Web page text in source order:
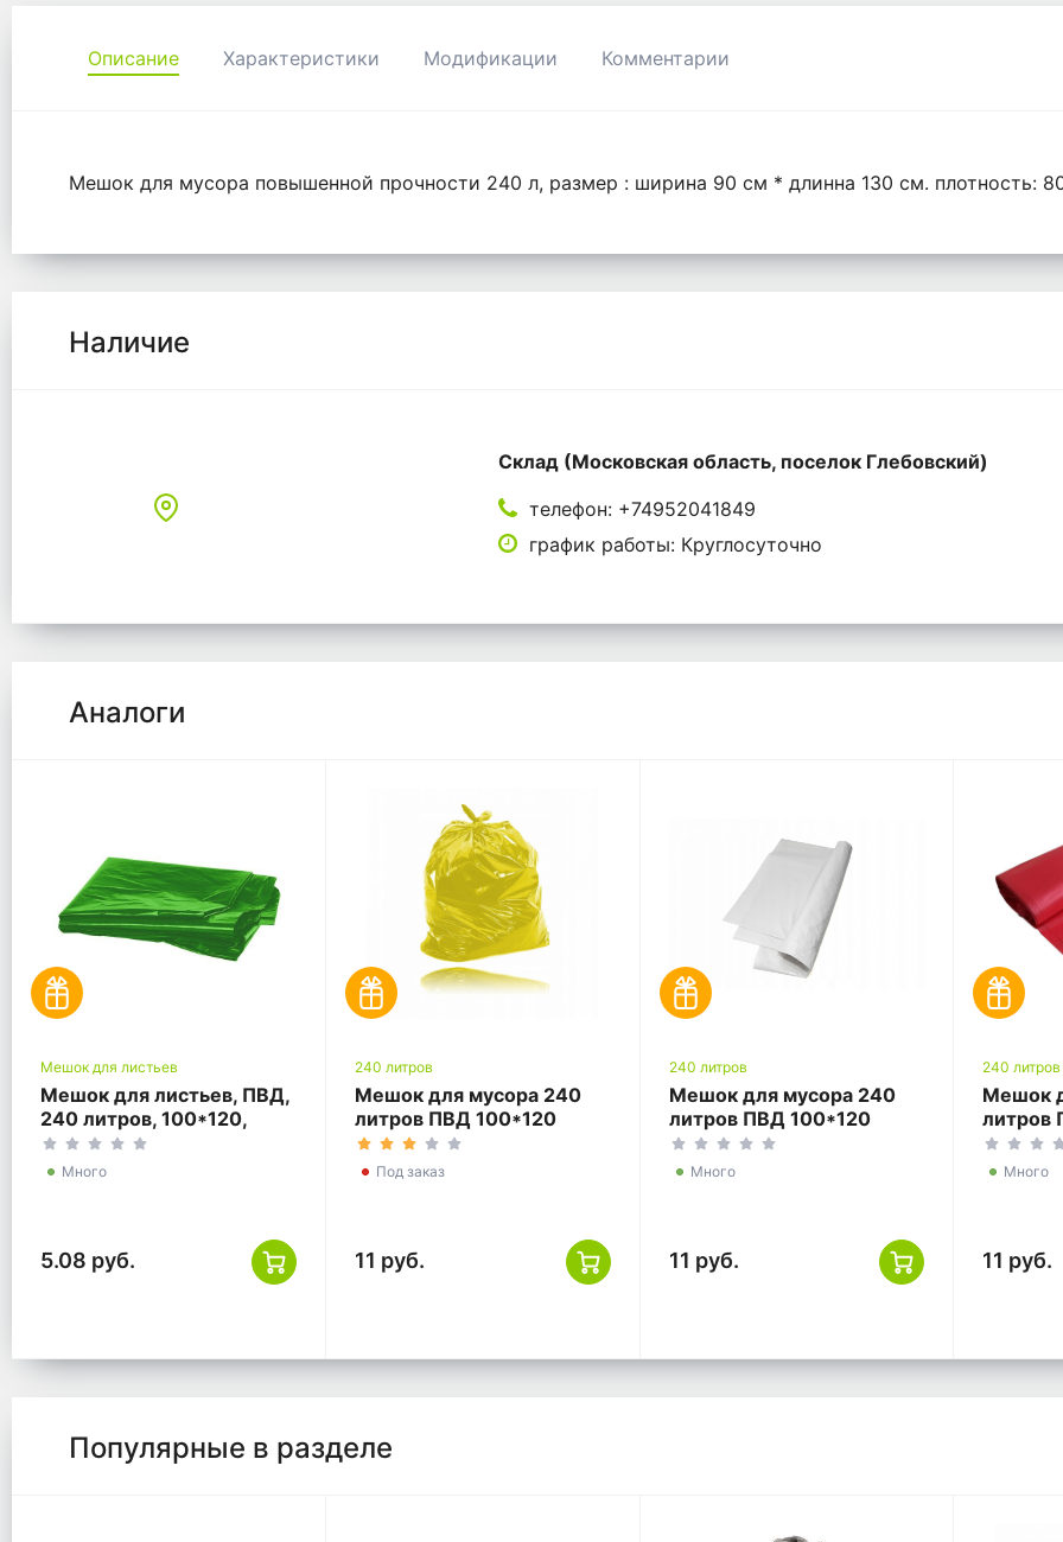
Описание Характеристики Модификации Комментарии
Мешок для мусора повышенной прочности 240 л, размер : ширина 90 см * длинна 130 см. плотность:
Наличие
Склад (Московская область, поселок Глебовский)
телефон: +74952041849
график работы: Круглосуточно
Аналоги
Мешок для листьев
Мешок для листьев, ПВД,
240 литров, 100*120,
зелёный.
Много
5.08 руб.
240 литров
Мешок для мусора 240
литров ПВД 100*120
желтый ГОСТ
Под заказ
11 руб.
240 литров
Мешок для мусора 240
литров ПВД 100*120
белый ГОСТ
Много
11 руб.
240 литров
Мешок
литров
Много
11 руб.
Популярные в разделе